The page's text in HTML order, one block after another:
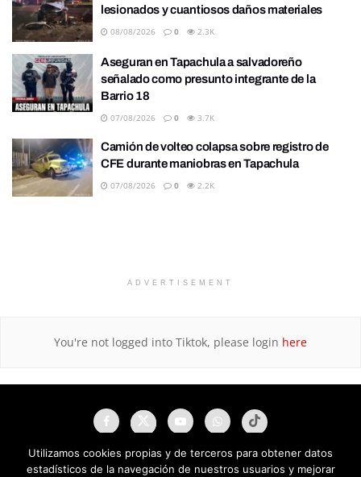
lesionados y cuantiosos daños materiales
08/08/2026 0 2.3K
Aseguran en Tapachula a salvadoreño
señalado como presunto integrante de la
Barrio 18
07/08/2026 0 3.7K
Camión de volteo colapsa sobre registro de
CFE durante maniobras en Tapachula
07/08/2026 0 2.2K
ADVERTISEMENT
You're not logged into Tiktok, please login here
Utilizamos cookies propias y de terceros para obtener datos
estadísticos de la navegación de nuestros usuarios y mejorar